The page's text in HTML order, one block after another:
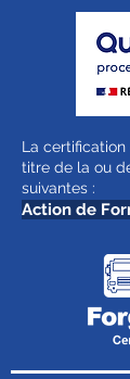
La
titre de la ou
suivantes :
Action de